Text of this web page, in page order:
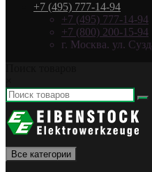
+7 (495) 777-14-94
+7 (495) 777-14-94
+7 (800) 200-15-94
г. Москва. ул.
Все категории